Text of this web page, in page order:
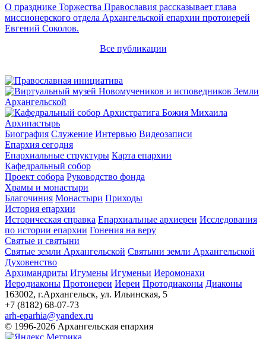
О празднике Торжества Православия рассказывает глава
миссионерского отдела Архангельской епархии протоиерей
Евгений Соколов.
Все публикации
Архипастырь
Биография Служение Интервью Видеозаписи
Епархия сегодня
Епархиальные структуры Карта епархии
Кафедральный собор
Проект собора Руководство фонда
Храмы и монастыри
Благочиния Монастыри Приходы
История епархии
Историческая справка Епархиальные архиереи Исследования
по истории епархии Гонения на веру
Святые и святыни
Святые земли Архангельской Святыни земли Архангельской
Духовенство
Архимандриты Игумены Игуменьи Иеромонахи
Иеродиаконы Протоиереи Иереи Протодиаконы Диаконы
163002, г.Архангельск, ул. Ильинская, 5
+7 (8182) 68-07-73
arh-eparhia@yandex.ru
© 1996-2026 Архангельская епархия